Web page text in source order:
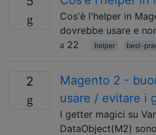
Cos'è l'helper in
dovrebbe usare e
22
helper best-
2
Magento 2 -
usare / evitare i
I getter magici su
DataObject(M2)